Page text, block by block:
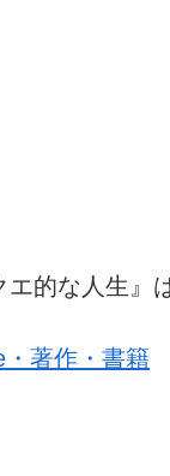
的な人生』
・著作・書籍